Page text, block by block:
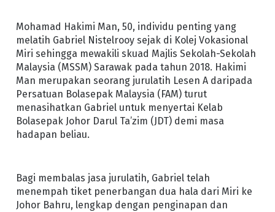
Mohamad Hakimi Man, 50, individu penting yang
melatih Gabriel Nistelrooy sejak di Kolej Vokasional
Miri sehingga mewakili skuad Majlis Sekolah-Sekolah
Malaysia (MSSM) Sarawak pada tahun 2018. Hakimi
Man merupakan seorang jurulatih Lesen A daripada
Persatuan Bolasepak Malaysia (FAM) turut
menasihatkan Gabriel untuk menyertai Kelab
Bolasepak Johor Darul Ta’zim (JDT) demi masa
hadapan beliau.
Bagi membalas jasa jurulatih, Gabriel telah
menempah tiket penerbangan dua hala dari Miri ke
Johor Bahru, lengkap dengan penginapan dan